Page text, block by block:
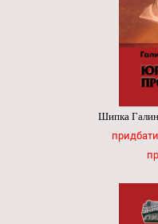
Шипка